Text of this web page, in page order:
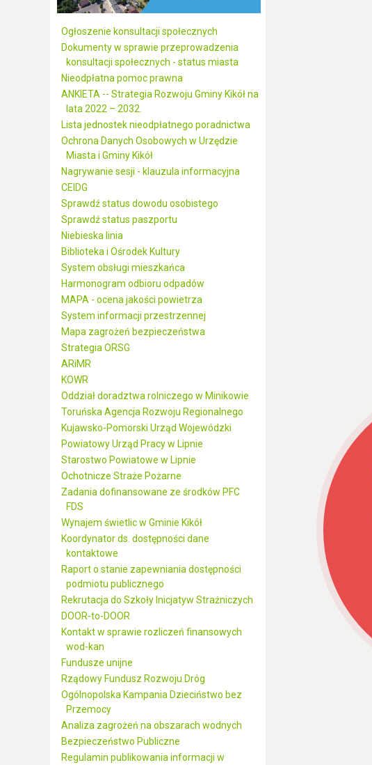
Ogłoszenie konsultacji społecznych
Dokumenty w sprawie przeprowadzenia
konsultacji społecznych - status miasta
Nieodpłatna pomoc prawna
ANKIETA -- Strategia Rozwoju Gminy Kikół na
lata 2022 – 2032.
Lista jednostek nieodpłatnego poradnictwa
Ochrona Danych Osobowych w Urzędzie
Miasta i Gminy Kikół
Nagrywanie sesji - klauzula informacyjna
CEIDG
Sprawdź status dowodu osobistego
Sprawdź status paszportu
Niebieska linia
Biblioteka i Ośrodek Kultury
System obsługi mieszkańca
Harmonogram odbioru odpadów
MAPA - ocena jakości powietrza
System informacji przestrzennej
Mapa zagrożeń bezpieczeństwa
Strategia ORSG
ARiMR
KOWR
Oddział doradztwa rolniczego w Minikowie
Toruńska Agencja Rozwoju Regionalnego
Kujawsko-Pomorski Urząd Wojewódzki
Powiatowy Urząd Pracy w Lipnie
Starostwo Powiatowe w Lipnie
Ochotnicze Straże Pożarne
Zadania dofinansowane ze środków PFC
FDS
Wynajem świetlic w Gminie Kikół
Koordynator ds. dostępności dane
kontaktowe
Raport o stanie zapewniania dostępności
podmiotu publicznego
Rekrutacja do Szkoły Inicjatyw Strażniczych
DOOR-to-DOOR
Kontakt w sprawie rozliczeń finansowych
wod-kan
Fundusze unijne
Rządowy Fundusz Rozwoju Dróg
Ogólnopolska Kampania Dzieciństwo bez
Przemocy
Analiza zagrożeń na obszarach wodnych
Bezpieczeństwo Publiczne
Regulamin publikowania informacji w